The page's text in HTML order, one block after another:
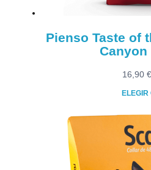
Pienso Taste of
16,90 €
ELEGIR